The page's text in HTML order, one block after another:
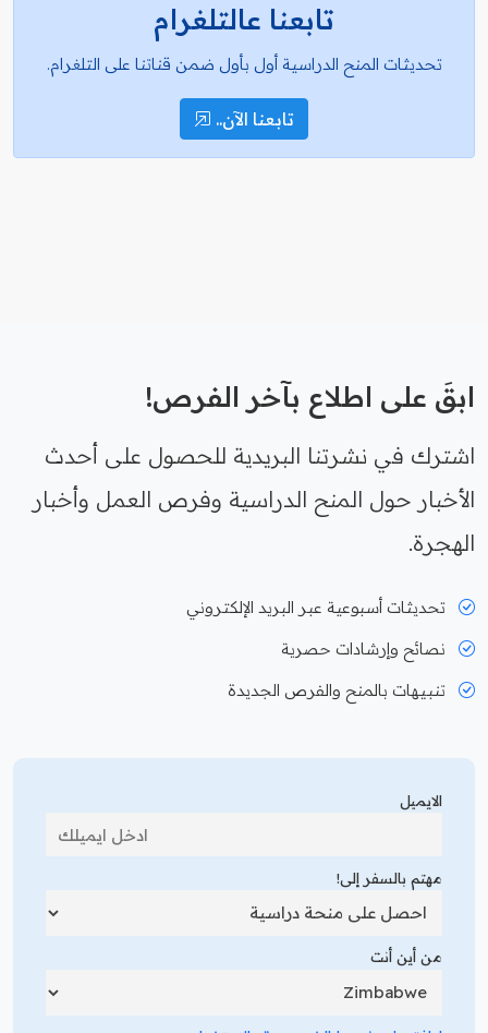
تابعنا عالتلغرام
تحديثات المنح الدراسية أول بأول ضمن قناتنا على التلغرام.
تابعنا الآن..
ابقَ على اطلاع بآخر الفرص!
اشترك في نشرتنا البريدية للحصول على أحدث
الأخبار حول المنح الدراسية وفرص العمل وأخبار
الهجرة.
تحديثات أسبوعية عبر البريد الإلكتروني
نصائح وإرشادات حصرية
تنبيهات بالمنح والفرص الجديدة
الايميل
مهتم بالسفر إلى!
من أين أنت